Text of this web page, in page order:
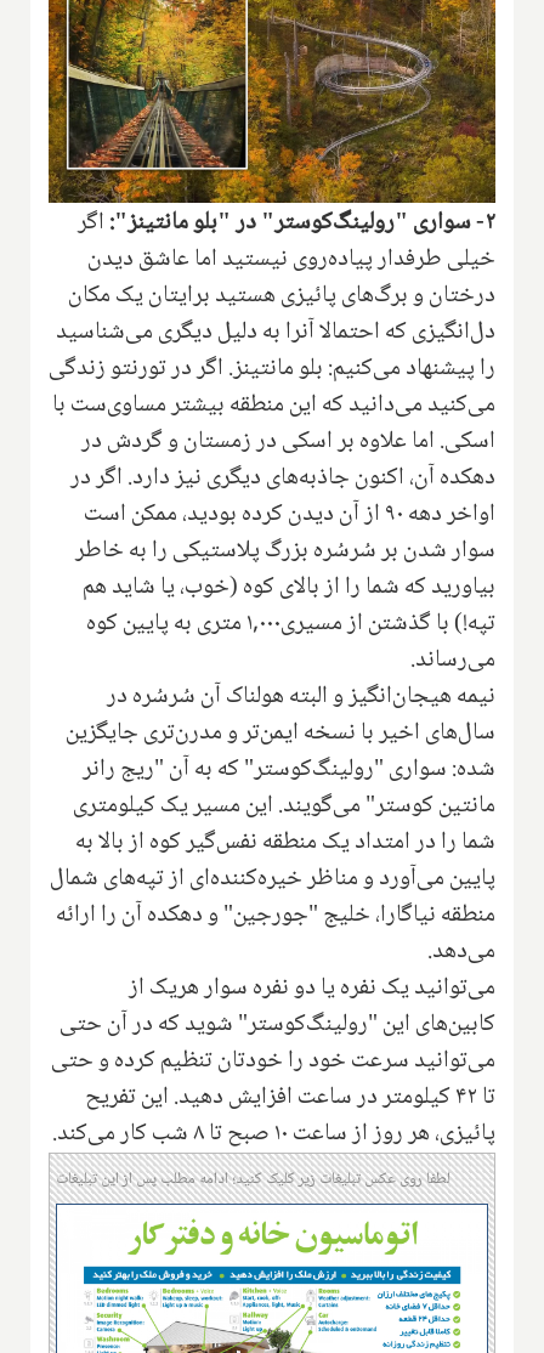
۲- سواری "رولینگ‌کوستر" در "بلو مانتینز":
اگر
خیلی طرفدار پیاده‌روی نیستید اما عاشق دیدن
درختان و برگ‌های پائیزی هستید برایتان یک مکان
دل‌انگیزی که احتمالا آنرا به دلیل دیگری می‌شناسید
را پیشنهاد می‌کنیم: بلو مانتینز. اگر در تورنتو زندگی
می‌کنید می‌دانید که این منطقه بیشتر مساوی‌ست با
اسکی. اما علاوه بر اسکی در زمستان و گردش در
دهکده آن، اکنون جاذبه‌های دیگری نیز دارد. اگر در
اواخر دهه ۹۰ از آن دیدن کرده بودید، ممکن است
سوار شدن بر سُرسُره بزرگ پلاستیکی را به خاطر
بیاورید که شما را از بالای کوه (خوب، یا شاید هم
تپه!) با گذشتن از مسیری۱,۰۰۰ متری به پایین کوه
می‌رساند.
نیمه هیجان‌انگیز و البته هولناک آن سُرسُره در
سال‌های اخیر با نسخه ایمن‌تر و مدرن‌تری جایگزین
شده: سواری "رولینگ‌کوستر" که به آن "ریج رانر
مانتین کوستر" می‌گویند. این مسیر یک کیلومتری
شما را در امتداد یک منطقه نفس‌گیر کوه از بالا به
پایین می‌آورد و مناظر خیره‌کننده‌ای از تپه‌های شمال
منطقه نیاگارا، خلیج "جورجین" و دهکده آن را ارائه
می‌دهد.
می‌توانید یک نفره یا دو نفره سوار هریک از
کابین‌های این "رولینگ‌کوستر" شوید که در آن حتی
می‌توانید سرعت خود را خودتان تنظیم کرده و حتی
تا ۴۲ کیلومتر در ساعت افزایش دهید. این تفریح
پائیزی، هر روز از ساعت ۱۰ صبح تا ۸ شب کار می‌کند.
لطفا روی عکس تبلیغات زیر کلیک کنید؛ ادامه مطلب پس از این تبلیغات